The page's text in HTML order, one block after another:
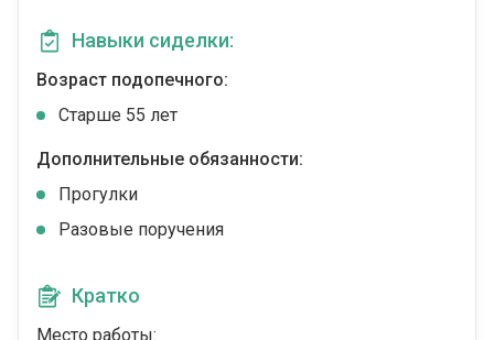
Навыки сиделки:
Возраст подопечного:
Cтарше 55 лет
Дополнительные обязанности:
Прогулки
Разовые поручения
Кратко
Место работы: